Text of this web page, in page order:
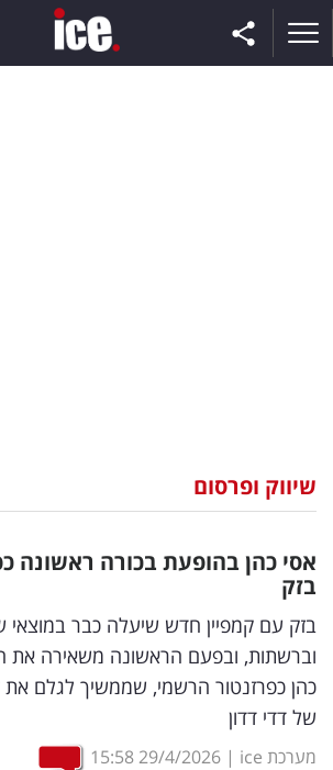
וצרכנות
דיגיטל
וטק
שיווק
ופרסום
משפט
שיווק ופרסום
אסי כהן בהופעת בכורה ראשונה
בזק
בזק עם קמפיין חדש שיעלה כבר במוצאי
וברשתות, ובפעם הראשונה משאירה את
כהן כפרזנטור הרשמי, שממשיך לגלם את
של דדי דדון
מערכת ice |
29/4/2026
15:58